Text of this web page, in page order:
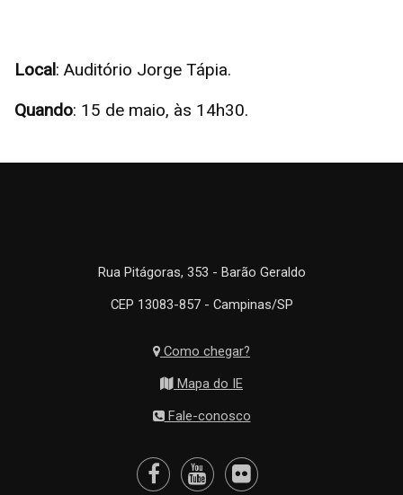
Local: Auditório Jorge Tápia.
Quando: 15 de maio, às 14h30.
Rua Pitágoras, 353 - Barão Geraldo
CEP 13083-857 - Campinas/SP
Como chegar?
Mapa do IE
Fale-conosco